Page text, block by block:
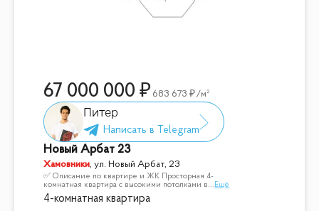
67 000 000 683 673 /м²
Питер
Новый Арбат 23
Хамовники,ул. Новый Арбат, 23
✅ Описание по квартире и ЖК Просторная 4-
комнатная квартира с высокими потолками в... Ещё
4-комнатная квартира